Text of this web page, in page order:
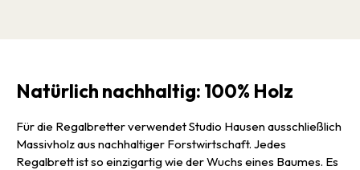
Natürlich nachhaltig: 100% Holz
Für die Regalbretter verwendet Studio Hausen ausschließlich
Massivholz aus nachhaltiger Forstwirtschaft. Jedes
Regalbrett ist so einzigartig wie der Wuchs eines Baumes. Es